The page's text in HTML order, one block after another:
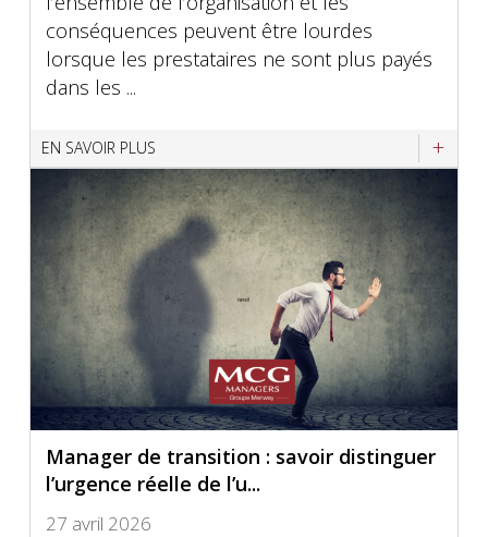
conséquences peuvent être lourdes
lorsque les prestataires ne sont plus payés
dans les ...
EN SAVOIR PLUS
Manager de transition : savoir distinguer
l’urgence réelle de l’u...
27 avril 2026